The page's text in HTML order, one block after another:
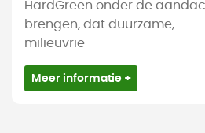
HardGreen onder de
brengen, dat duurzame,
milieuvrie
Meer informatie +